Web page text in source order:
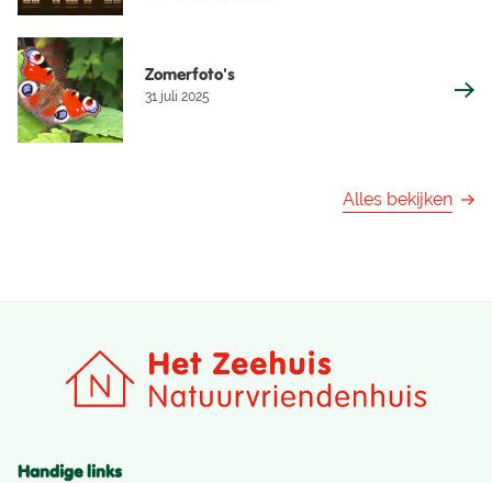
Zomerfoto's
31 juli 2025
Alles bekijken
Handige links